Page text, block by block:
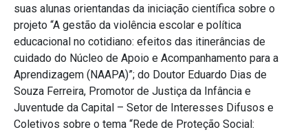
suas alunas orientandas da iniciação científica sobre o
projeto “A gestão da violência escolar e política
educacional no cotidiano: efeitos das itinerâncias de
cuidado do Núcleo de Apoio e Acompanhamento para a
Aprendizagem (NAAPA)”; do Doutor Eduardo Dias de
Souza Ferreira, Promotor de Justiça da Infância e
Juventude da Capital – Setor de Interesses Difusos e
Coletivos sobre o tema “Rede de Proteção Social: